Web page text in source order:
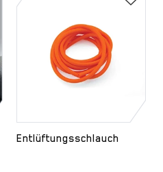
Entlüftungsschlauch